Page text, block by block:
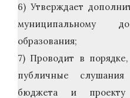
6) Утверждает
муниципальному
образования;
7) Проводит в
публичные
бюджета и